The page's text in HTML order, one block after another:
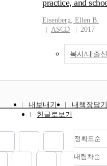
practice, and
Eisenberg, Ellen B.
ASCD
2017
복사/대출
내보내기
내책장담기
한글로보기
정확도순
정
내림차순